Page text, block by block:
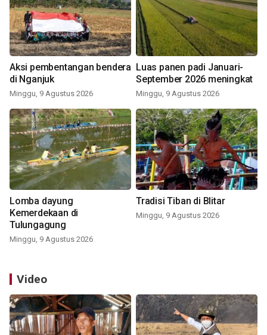
Aksi pembentangan bendera
di Nganjuk
Minggu, 9 Agustus 2026
Luas panen padi Januari-
September 2026 meningkat
Minggu, 9 Agustus 2026
Lomba dayung
Kemerdekaan di
Tulungagung
Minggu, 9 Agustus 2026
Tradisi Tiban di Blitar
Minggu, 9 Agustus 2026
Video